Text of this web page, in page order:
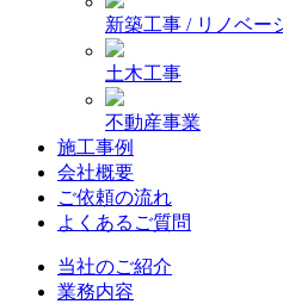
新築工事 / リノベー
土木工事
不動産事業
施工事例
会社概要
ご依頼の流れ
よくあるご質問
当社のご紹介
業務内容